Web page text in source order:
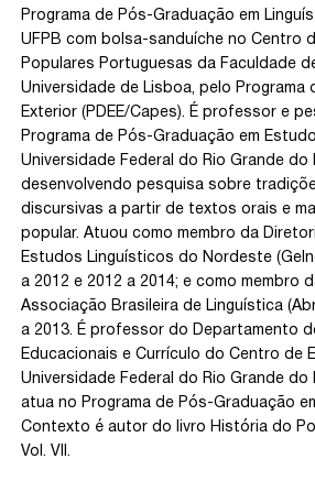
Programa de Pós-Graduação em
UFPB com bolsa-sanduíche no Centro
Populares Portuguesas da Faculdade
Universidade de Lisboa, pelo Programa
Exterior (PDEE/Capes). É professor e
Programa de Pós-Graduação em
Universidade Federal do Rio Grande do
desenvolvendo pesquisa sobre
discursivas a partir de textos orais e
popular. Atuou como membro da
Estudos Linguísticos do Nordeste
a 2012 e 2012 a 2014; e como membro
Associação Brasileira de Linguística
a 2013. É professor do Departamento
Educacionais e Currículo do Centro de
Universidade Federal do Rio Grande do
atua no Programa de Pós-Graduação
Contexto é autor do livro História do
Vol. VII.